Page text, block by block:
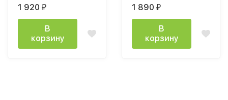
снег
1 920 ₽
В
корзину
1 890 ₽
В
корзину